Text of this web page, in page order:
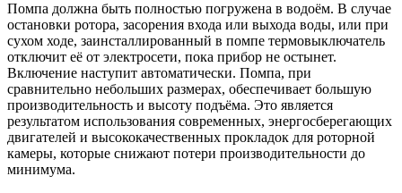
Помпа должна быть полностью погружена в водоём. В случае
остановки ротора, засорения входа или выхода воды, или при
сухом ходе, заинсталлированный в помпе термовыключатель
отключит её от электросети, пока прибор не остынет.
Включение наступит автоматически. Помпа, при
сравнительно небольших размерах, обеспечивает большую
производительность и высоту подъёма. Это является
результатом использования современных, энергосберегающих
двигателей и высококачественных прокладок для роторной
камеры, которые снижают потери производительности до
минимума.